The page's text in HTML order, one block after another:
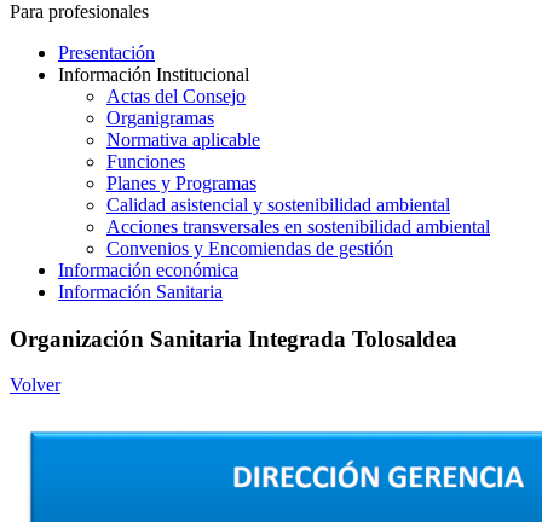
Para profesionales
Presentación
Información Institucional
Actas del Consejo
Organigramas
Normativa aplicable
Funciones
Planes y Programas
Calidad asistencial y sostenibilidad ambiental
Acciones transversales en sostenibilidad ambiental
Convenios y Encomiendas de gestión
Información económica
Información Sanitaria
Organización Sanitaria Integrada Tolosaldea
Volver